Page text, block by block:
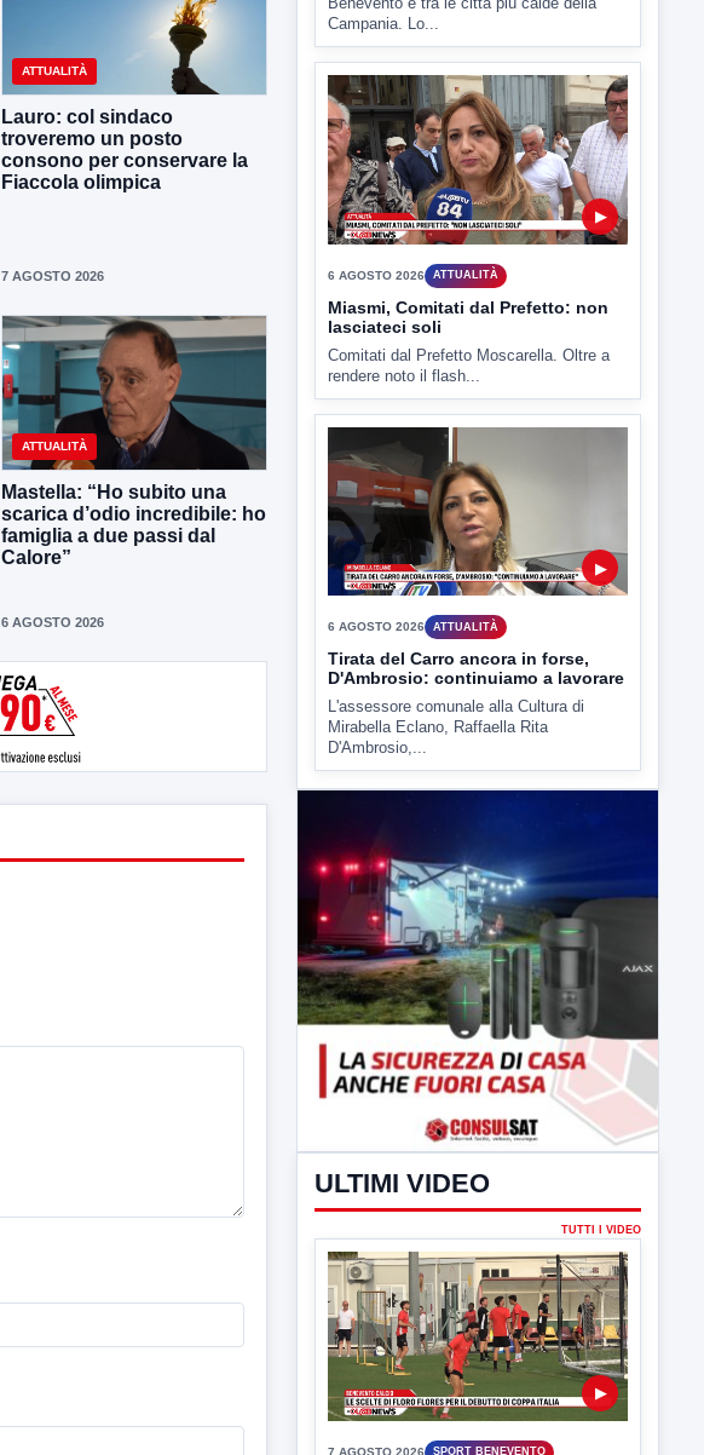
ATTUALITÀ
Lauro: col sindaco
troveremo un posto
consono per conservare la
Fiaccola olimpica
7 AGOSTO 2026
ATTUALITÀ
Mastella: “Ho subito una
scarica d’odio incredibile: ho
famiglia a due passi dal
Calore”
6 AGOSTO 2026
6 AGOSTO 2026 ATTUALITÀ
Miasmi, Comitati dal Prefetto: non
lasciateci soli
Comitati dal Prefetto Moscarella. Oltre a
rendere noto il flash...
6 AGOSTO 2026 ATTUALITÀ
Tirata del Carro ancora in forse,
D'Ambrosio: continuiamo a lavorare
L'assessore comunale alla Cultura di
Mirabella Eclano, Raffaella Rita
D'Ambrosio,...
ULTIMI VIDEO
TUTTI I VIDEO
▶
7 AGOSTO 2026 SPORT BENEVENTO